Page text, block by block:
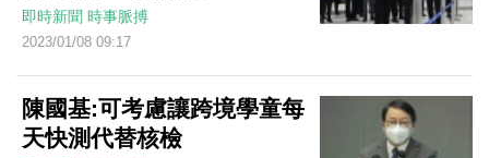
即時新聞 時事脈搏
2023/01/08 09:17
陳國基:可考慮讓跨境學童每
天快測代替核檢